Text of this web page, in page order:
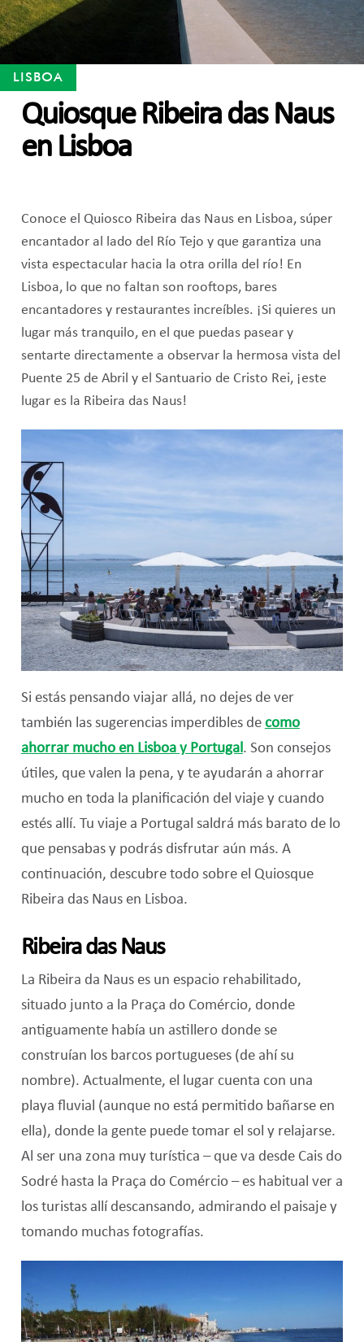
LISBOA
Quiosque Ribeira das Naus
en Lisboa
Conoce el Quiosco Ribeira das Naus en Lisboa, súper
encantador al lado del Río Tejo y que garantiza una
vista espectacular hacia la otra orilla del río! En
Lisboa, lo que no faltan son rooftops, bares
encantadores y restaurantes increíbles. ¡Si quieres un
lugar más tranquilo, en el que puedas pasear y
sentarte directamente a observar la hermosa vista del
Puente 25 de Abril y el Santuario de Cristo Rei, ¡este
lugar es la Ribeira das Naus!
Si estás pensando viajar allá, no dejes de ver
también las sugerencias imperdibles de como
ahorrar mucho en Lisboa y Portugal. Son consejos
útiles, que valen la pena, y te ayudarán a ahorrar
mucho en toda la planificación del viaje y cuando
estés allí. Tu viaje a Portugal saldrá más barato de lo
que pensabas y podrás disfrutar aún más. A
continuación, descubre todo sobre el Quiosque
Ribeira das Naus en Lisboa.
Ribeira das Naus
La Ribeira da Naus es un espacio rehabilitado,
situado junto a la Praça do Comércio, donde
antiguamente había un astillero donde se
construían los barcos portugueses (de ahí su
nombre). Actualmente, el lugar cuenta con una
playa fluvial (aunque no está permitido bañarse en
ella), donde la gente puede tomar el sol y relajarse.
Al ser una zona muy turística – que va desde Cais do
Sodré hasta la Praça do Comércio – es habitual ver a
los turistas allí descansando, admirando el paisaje y
tomando muchas fotografías.